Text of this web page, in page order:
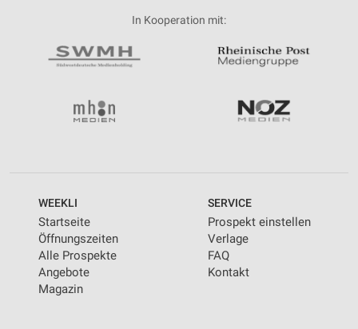
In Kooperation mit:
WEEKLI
Startseite
Öffnungszeiten
Alle Prospekte
Angebote
Magazin
SERVICE
Prospekt einstellen
Verlage
FAQ
Kontakt